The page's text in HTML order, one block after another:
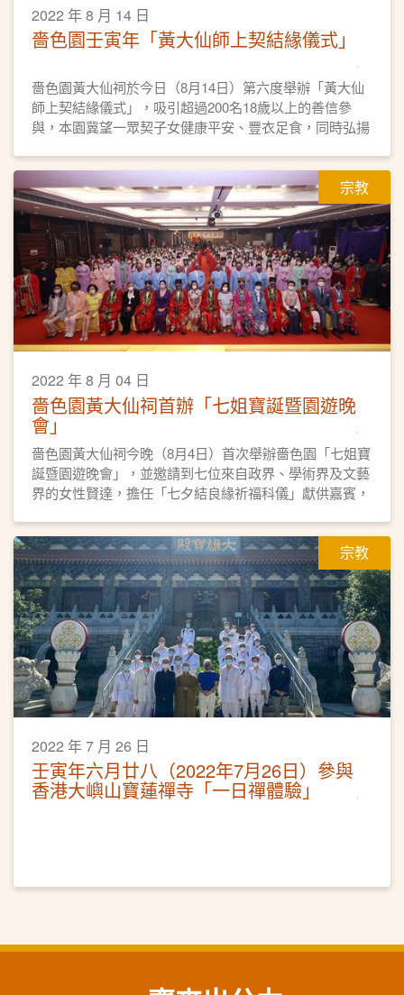
2022 年 8 月 14 日
嗇色園壬寅年「黃大仙師上契結緣儀式」
嗇色園黃大仙祠於今日（8月14日）第六度舉辦「黃大仙
師上契結緣儀式」，吸引超過200名18歲以上的善信參
與，本園冀望一眾契子女健康平安、豐衣足食，同時弘揚
宗教
2022 年 8 月 04 日
嗇色園黃大仙祠首辦「七姐寶誕暨園遊晚
會」
嗇色園黃大仙祠今晚（8月4日）首次舉辦嗇色園「七姐寶
誕暨園遊晚會」，並邀請到七位來自政界、學術界及文藝
界的女性賢達，擔任「七夕結良緣祈福科儀」獻供嘉賓，
順。
宗教
2022 年 7 月 26 日
壬寅年六月廿八（2022年7月26日）參與
香港大嶼山寶蓮禪寺「一日禪體驗」